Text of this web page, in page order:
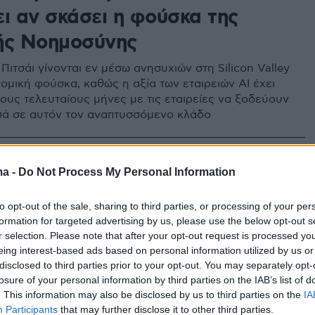
- Do Not Process My Personal Information
opt-out of the sale, sharing to third parties, or processing of your
for targeted advertising by us, please use the below opt-out
selection. Please note that after your opt-out request is processed
interest-based ads based on personal information utilized by us
to third parties prior to your opt-out. You may separately
of your personal information by third parties on the IAB’s list of
This information may also be disclosed by us to third parties on the
Participants that may further disclose it to other third parties.
αν σκάσει η φούσκα της
Νοημοσύνης
γίνονται εν μέσω ανησυχιών στη Silicon Valley
φούσκα, καθώς η αξία των εταιρειών AI έχει
τελευταίους μήνες με τις εταιρείες να ξοδεύουν
σε αυτόν τον αναπτυσσόμενο κλάδο
από τον επικεφαλής της
για το ενδεχόμενο να σκάσει η
της ΑΙ: Καμία εταιρεία δεν
αλώβητη
παραλογισμός» στη σημερινή έκρηξη των
στην τεχνητή νοημοσύνη, παραδέχτηκε ο Σούνταρ